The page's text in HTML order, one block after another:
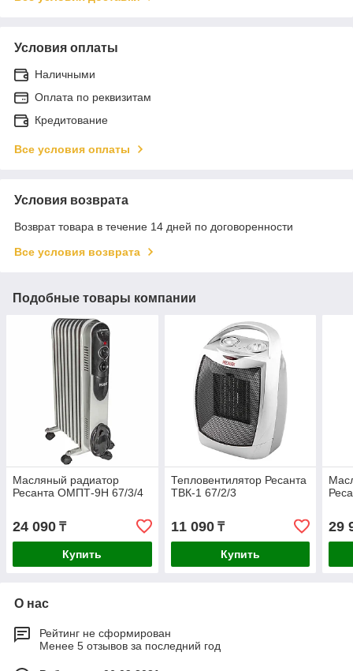
Условия оплаты
Наличными
Оплата по реквизитам
Кредитование
Все условия оплаты
Условия возврата
Возврат товара в течение 14 дней по договоренности
Все условия возврата
Подобные товары компании
Масляный радиатор
Ресанта ОМПТ-9Н 67/3/4
24 090 ₸
Купить
Тепловентилятор Ресанта
ТВК-1 67/2/3
11 090₸
Купить
29
О нас
Рейтинг не сформирован
Менее 5 отзывов за последний год